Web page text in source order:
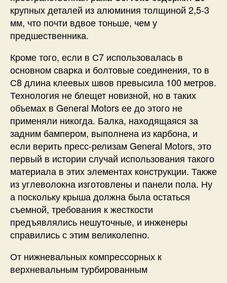
крупных деталей из алюминия толщиной 2,5-3
мм, что почти вдвое тоньше, чем у
предшественника.
Кроме того, если в С7 использовалась в
основном сварка и болтовые соединения, то в
С8 длина клеевых швов превысила 100 метров.
Технология не блещет новизной, но в таких
объемах в General Motors ее до этого не
применяли никогда. Балка, находящаяся за
задним бампером, выполнена из карбона, и
если верить пресс-релизам General Motors, это
первый в истории случай использования такого
материала в этих элементах конструкции. Также
из углеволокна изготовлены и панели пола. Ну
а поскольку крыша должна была остаться
съемной, требования к жесткости
предъявлялись нешуточные, и инженеры
справились с этим великолепно.
От нижневальных компрессорных к
верхневальным турбированным